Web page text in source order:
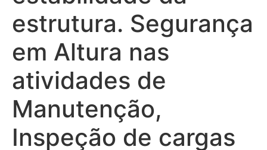
estrutura. Segurança
em Altura nas
atividades de
Manutenção,
Inspeção de cargas